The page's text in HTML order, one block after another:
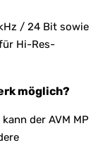
/ 24 Bit sowie
Hi-Res-
möglich?
der AVM MP